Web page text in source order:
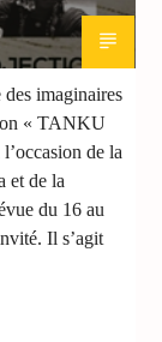
imaginaires
« TANKU
de la
et de la
du 16 au
Il s’agit